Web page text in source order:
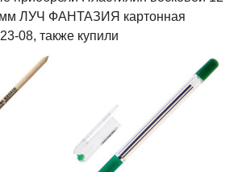
ЛУЧ ФАНТАЗИЯ картонная
08, также купили